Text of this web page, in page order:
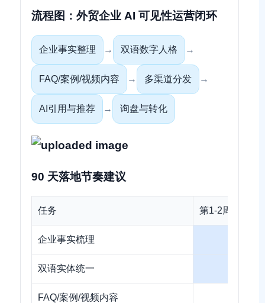
流程图：外贸企业 AI 可见性运营闭环
企业事实整理 → 双语数字人格 →
FAQ/案例/视频内容 → 多渠道分发 →
AI引用与推荐 → 询盘与转化
90 天落地节奏建议
任务 第1-2周
企业事实梳理
双语实体统一
FAQ/案例/视频内容